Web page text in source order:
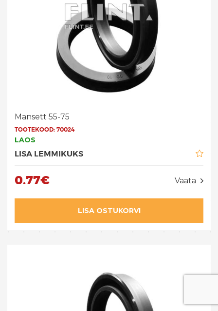
Mansett 55-75
TOOTEKOOD:70024
LAOS
LISA LEMMIKUKS
0.77€ Vaata
LISA OSTUKORVI